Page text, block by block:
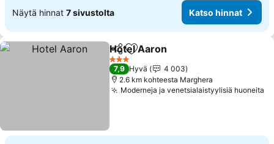
Näytä hinnat 7 sivustolta Katso hinnat
Jaa Lisää suosikkeihin
Hotel Aaron
3 Tähtiluokitus
7,9 Hyvä
4 003
2.6 km kohteesta Marghera
Moderneja ja venetsialaistyylisiä huoneita